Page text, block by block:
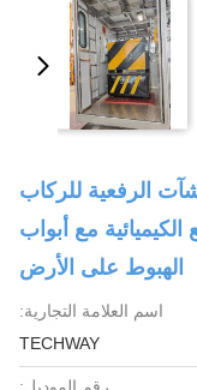
الرفعية للركاب
مع أبواب
الهبوط على الأرض
اسم العلامة التجارية:
TECHWAY